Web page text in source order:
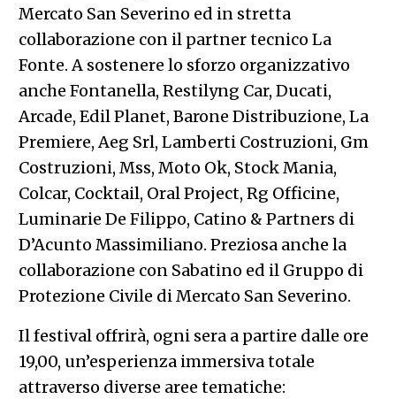
Mercato San Severino ed in stretta
collaborazione con il partner tecnico La
Fonte. A sostenere lo sforzo organizzativo
anche Fontanella, Restilyng Car, Ducati,
Arcade, Edil Planet, Barone Distribuzione, La
Premiere, Aeg Srl, Lamberti Costruzioni, Gm
Costruzioni, Mss, Moto Ok, Stock Mania,
Colcar, Cocktail, Oral Project, Rg Officine,
Luminarie De Filippo, Catino & Partners di
D’Acunto Massimiliano. Preziosa anche la
collaborazione con Sabatino ed il Gruppo di
Protezione Civile di Mercato San Severino.
Il festival offrirà, ogni sera a partire dalle ore
19,00, un’esperienza immersiva totale
attraverso diverse aree tematiche: